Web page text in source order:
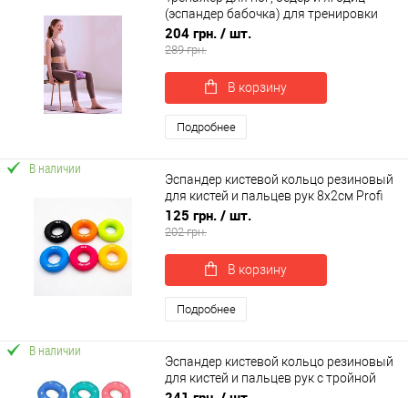
(эспандер бабочка) для тренировки
мышц таза OSPORT (MS 4806)
204 грн. / шт.
289 грн.
В корзину
Подробнее
В наличии
Эспандер кистевой кольцо резиновый
для кистей и пальцев рук 8x2см Profi
(MS 3409)
125 грн. / шт.
202 грн.
В корзину
Подробнее
В наличии
Эспандер кистевой кольцо резиновый
для кистей и пальцев рук с тройной
нагрузкой OSPORT (MS 4807)